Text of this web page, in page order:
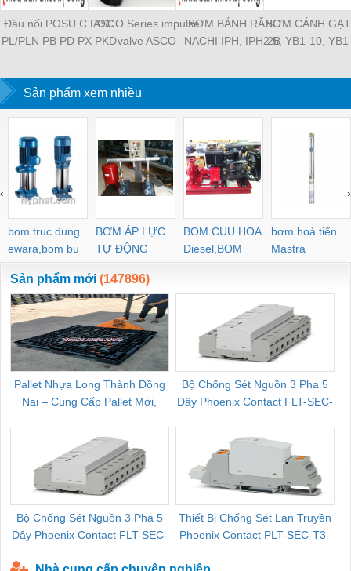
Đầu nối POSU C POC
PL/PLN PB PD PX PKD
PLF PMF PTL SL SS
SCA SAFS SASF HVFS
HVSF PU PV PE PY
HVFF PLJ PYJ PP PG
PEG PW PGJ PPGJ
PYJW SL-C PC-C
POC-C PL-C
ASCO Series impulse
valve ASCO
SCG353A044 ASCO
SCG353A047 ASCO
SCG353A050 ASCO
SXE353.060
BƠM BÁNH RĂNG
NACHI IPH, IPH-2B-
IPH-2A-5-11, IPH-5A-
IPH-5B-50-LT-11, IPH-
100-L-11, IPH-5A-40-
11
BƠM CÁNH
2.5, YB1-10,
100/16 YB1-
YB1-40/12 YB1-
Sản phẩm xem nhiều
bom truc dung
ewara,bom bu
ewara
BƠM ÁP LỰC
TỰ ĐỘNG
BOM CUU HOA
Diesel,BOM
CHUA CHAY
bơm hoả tiển
Mastra
‹ ›
Sản phẩm mới (147896)
Pallet Nhựa Long Thành Đồng
Nai – Cung Cấp Pallet Mới,
Bộ Chống Sét Nguồn 3 Pha 5
Dây Phoenix Contact FLT-SEC-
Bộ Chống Sét Nguồn 3 Pha 5
Dây Phoenix Contact FLT-SEC-
Thiết Bị Chống Sét Lan Truyền
Phoenix Contact PLT-SEC-T3-